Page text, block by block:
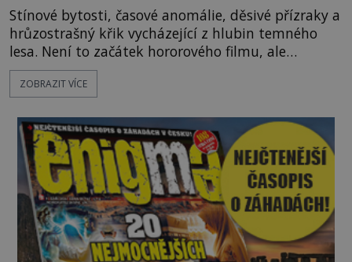
Stínové bytosti, časové anomálie, děsivé přízraky a
hrůzostrašný křik vycházející z hlubin temného
lesa. Není to začátek hororového filmu, ale
události, které popisují návštěvníci lesů, které jsou
označovány jako nejděsivější na světě. Lidé bydlící
vyhýbají! Už jste o těchto lesích slyšeli? A odvážili
byste se je navštívit? [gallery ids="17
ZOBRAZIT VÍCE